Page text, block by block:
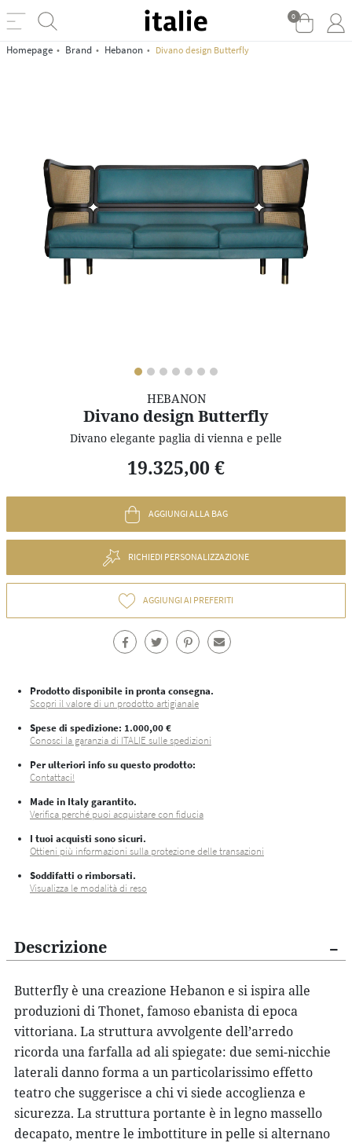
0
Homepage Brand Hebanon Divano design Butterfly
HEBANON
Divano design Butterfly
Divano elegante paglia di vienna e pelle
19.325,00 €
AGGIUNGI AI PREFERITI
AGGIUNGI ALLA BAG
RICHIEDI PERSONALIZZAZIONE
Prodotto disponibile in pronta consegna.
Scopri il valore di un prodotto artigianale
Spese di spedizione: 1.000,00 €
Conosci la garanzia di ITALIE sulle spedizioni
Per ulteriori info su questo prodotto:
Contattaci!
Made in Italy garantito.
Verifica perché puoi acquistare con fiducia
I tuoi acquisti sono sicuri.
Ottieni più informazioni sulla protezione delle transazioni
Soddifatti o rimborsati.
Visualizza le modalità di reso
Descrizione
Butterfly è una creazione Hebanon e si ispira alle
produzioni di Thonet, famoso ebanista di epoca
vittoriana. La struttura avvolgente dell’arredo
ricorda una farfalla ad ali spiegate: due semi-nicchie
laterali danno forma a un particolarissimo effetto
teatro che suggerisce a chi vi siede accoglienza e
sicurezza. La struttura portante è inlegno massello
decapato, mentre le imbottiture in pelle si alternano